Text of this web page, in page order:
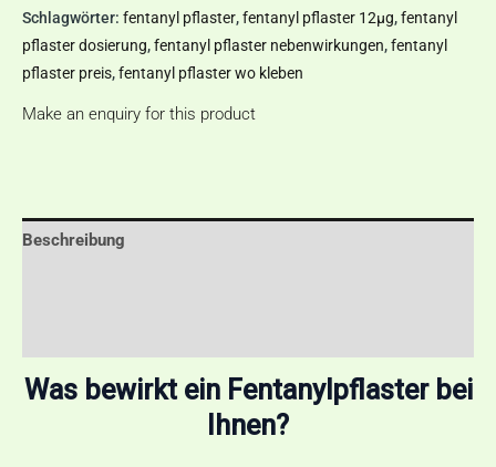
Schlagwörter: fentanyl pflaster,fentanyl pflaster 12μg,fentanyl
pflaster dosierung,fentanyl pflaster nebenwirkungen,fentanyl
pflaster preis,fentanyl pflaster wo kleben
Make an enquiry for this product
Beschreibung
Was bewirkt ein Fentanylpflaster bei
Ihnen?